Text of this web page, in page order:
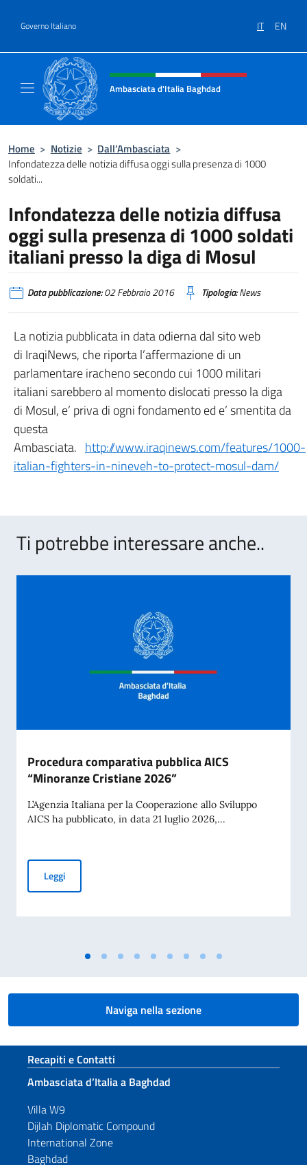
Governo Italiano IT EN
Intestazione sito, social e menù
Ambasciata d'Italia Baghdad
Home > Notizie > Dall’Ambasciata >
Infondatezza delle notizia diffusa oggi sulla presenza di 1000
soldati...
Infondatezza delle notizia diffusa
oggi sulla presenza di 1000 soldati
italiani presso la diga di Mosul
Data pubblicazione:02 Febbraio 2016 Tipologia:News
La notizia pubblicata in data odierna dal sito web
di IraqiNews, che riporta l’affermazione di un
parlamentare iracheno secondo cui 1000 militari
italiani sarebbero al momento dislocati presso la diga
di Mosul, e’ priva di ogni fondamento ed e’ smentita da
questa
Ambasciata. http://www.iraqinews.com/features/1000-
italian-fighters-in-nineveh-to-protect-mosul-dam/
Ti potrebbe interessare anche..
Procedura comparativa pubblica AICS
“Minoranze Cristiane 2026”
L’Agenzia Italiana per la Cooperazione allo Sviluppo
AICS ha pubblicato, in data 21 luglio 2026,...
LeggiProcedura comparativa pubblica AICS “Minoranze
Naviga nella sezione
Sezione footer
Recapiti e Contatti
Ambasciata d’Italia a Baghdad
Villa W9
Dijlah Diplomatic Compound
International Zone
Baghdad